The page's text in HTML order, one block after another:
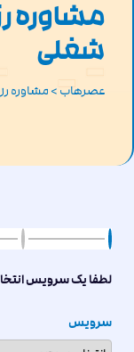
مشاوره
شغلی
عصرهاب > مشاوره
لطفا یک سرویس
سرویس